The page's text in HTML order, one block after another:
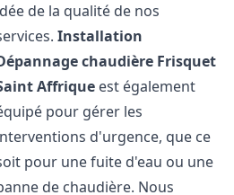
de la qualité de nos
Installation
chaudière Frisquet
Affrique est également
pour gérer les
d'urgence, que ce
pour une fuite d'eau ou une
de chaudière. Nous